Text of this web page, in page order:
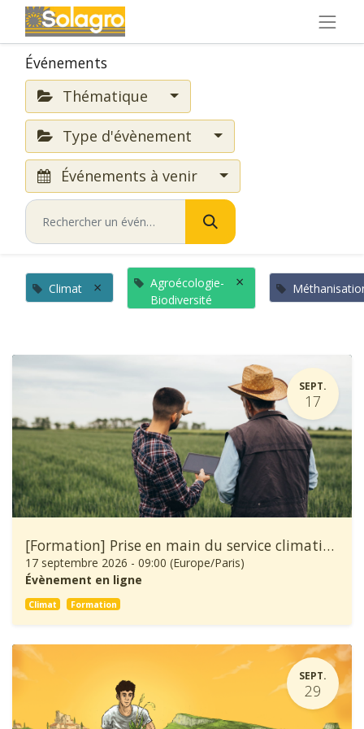
Événements
Thématique
Type d'évènement
Événements à venir
Climat ×
Agroécologie-
Biodiversité
×
SEPT.
17
[Formation] Prise en main du service climatique Climadiag Agriculture et Forêt
17 septembre 2026 - 09:00 (Europe/Paris)
Évènement en ligne
Climat Formation
SEPT.
29